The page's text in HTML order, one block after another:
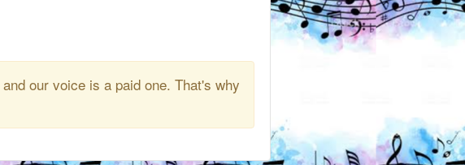
our voice is a paid one. That's why